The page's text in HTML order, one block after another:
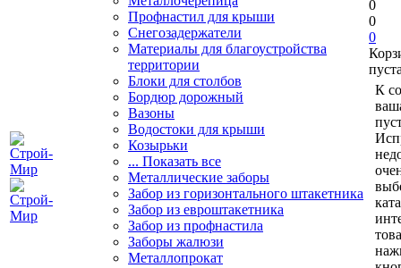
Профнастил для крыши
Снегозадержатели
Материалы для благоустройства
территории
Блоки для столбов
Бордюр дорожный
Вазоны
Водостоки для крыши
Козырьки
... Показать все
Металлические заборы
Забор из горизонтального штакетника
Забор из евроштакетника
Забор из профнастила
Заборы жалюзи
Металлопрокат
0
0
0
К